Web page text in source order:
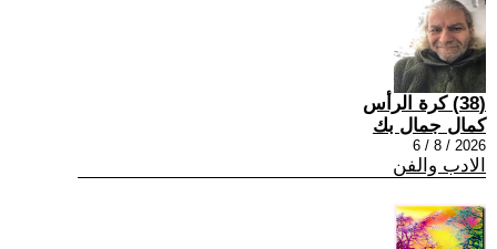
(38) كرة الرأس
كمال جمال بك
2026 / 8 / 6
الادب والفن